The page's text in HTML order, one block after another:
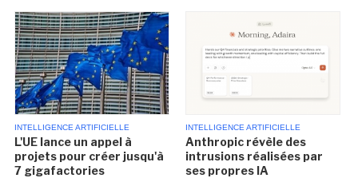
INTELLIGENCE ARTIFICIELLE
L'UE lance un appel à
projets pour créer jusqu'à
7 gigafactories
INTELLIGENCE ARTIFICIELLE
Anthropic révèle des
intrusions réalisées par
ses propres IA